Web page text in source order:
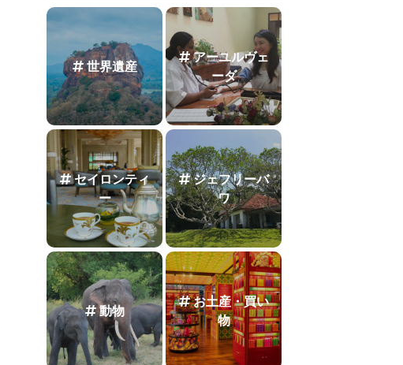
世界遺産
アーユルヴェ
ーダ
セイロンティ
ー
ジェフリーバ
ワ
動物
お土産・買い
物